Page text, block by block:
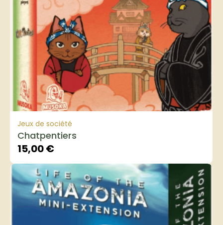
Jeux de société
Chatpentiers
15,00€